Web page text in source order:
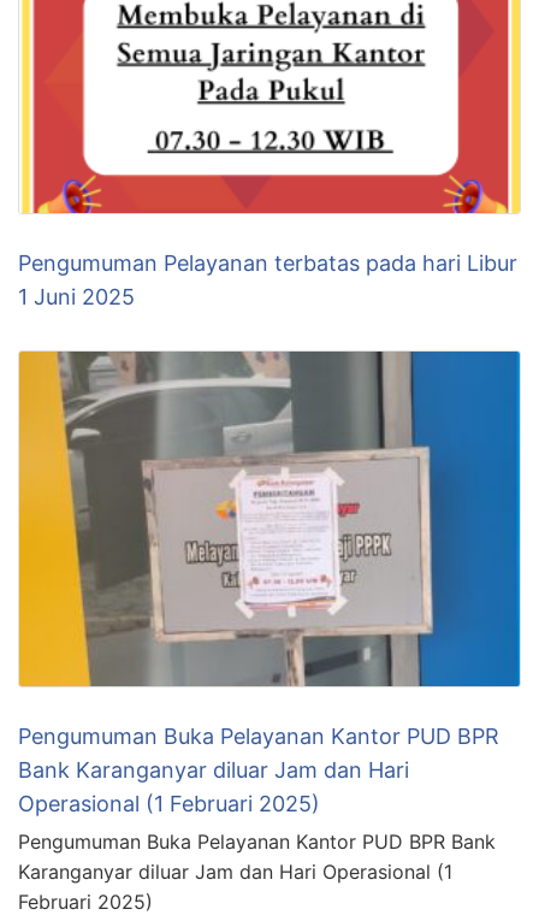
Pengumuman Pelayanan terbatas pada hari Libur
1 Juni 2025
Pengumuman Buka Pelayanan Kantor PUD BPR
Bank Karanganyar diluar Jam dan Hari
Operasional (1 Februari 2025)
Pengumuman Buka Pelayanan Kantor PUD BPR Bank
Karanganyar diluar Jam dan Hari Operasional (1
Februari 2025)